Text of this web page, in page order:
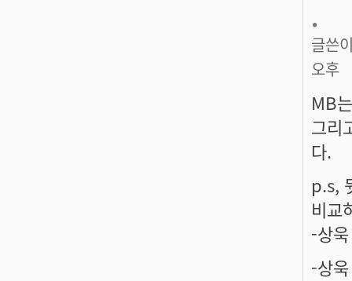
.
글쓴
오후
MB
그리
다.
p.s,
비교
-상욱
-상욱